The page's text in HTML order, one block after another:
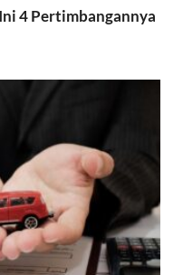
4 Pertimbangannya